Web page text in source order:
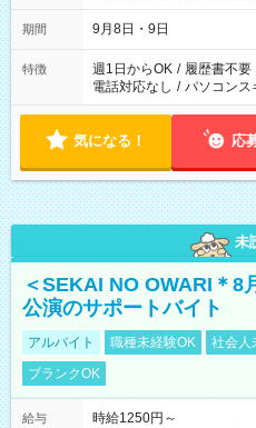
時間は変更となる可能性が
期間 9月8日・9日
特徴 週1日からOK / 履歴書不要
電話対応なし / パソコンス
気になる！ 応
未
＜SEKAI NO OWARI＊8
公演のサポートバイト
アルバイト 職種未経験OK 社会人
ブランクOK
給与
時給1250円～